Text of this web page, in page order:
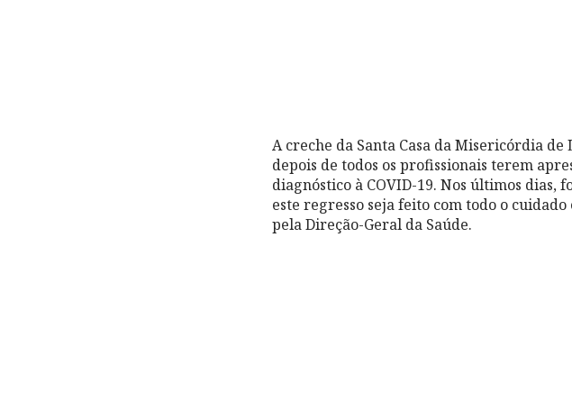
A creche da Santa Casa da Misericórdia
depois de todos os profissionais terem
diagnóstico à COVID-19. Nos últimos
este regresso seja feito com todo o
pela Direção-Geral da Saúde.